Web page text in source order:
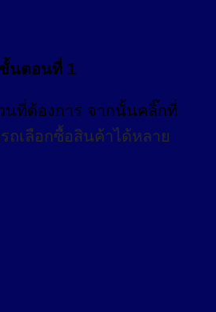
ขั้นตอนที่ 1
นที่ต้องการ จากนั้นคลิ๊กที่
ถเลือกซื้อสินค้าได้หลาย